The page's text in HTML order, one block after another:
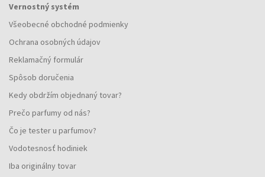
Vernostný systém
Všeobecné obchodné podmienky
Ochrana osobných údajov
Reklamačný formulár
Spôsob doručenia
Kedy obdržím objednaný tovar?
Prečo parfumy od nás?
Čo je tester u parfumov?
Vodotesnosť hodiniek
Iba originálny tovar